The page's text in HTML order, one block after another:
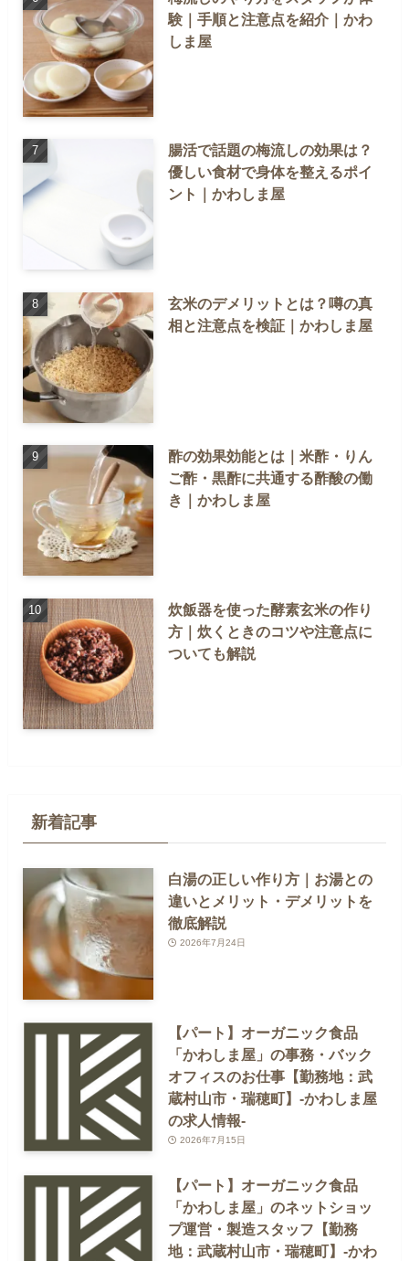
験｜手順と注意点を紹介｜かわ
しま屋
腸活で話題の梅流しの効果は？
優しい食材で身体を整えるポイ
ント｜かわしま屋
玄米のデメリットとは？噂の真
相と注意点を検証｜かわしま屋
酢の効果効能とは｜米酢・りん
ご酢・黒酢に共通する酢酸の働
き｜かわしま屋
炊飯器を使った酵素玄米の作り
方｜炊くときのコツや注意点に
ついても解説
新着記事
白湯の正しい作り方｜お湯との
違いとメリット・デメリットを
徹底解説
2026年7月24日
【パート】オーガニック食品
「かわしま屋」の事務・バック
オフィスのお仕事【勤務地：武
蔵村山市・瑞穂町】-かわしま屋
の求人情報-
2026年7月15日
【パート】オーガニック食品
「かわしま屋」のネットショッ
プ運営・製造スタッフ【勤務
地：武蔵村山市・瑞穂町】-かわ